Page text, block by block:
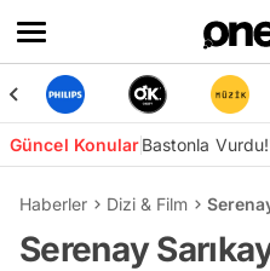
Güncel KonularBastonla Vurdu!
Haberler Dizi & Film
Serenay